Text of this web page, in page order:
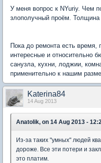
У меня вопрос к NYuriy. Чем
злополучный проём.
Пока до ремонта есть
интересные и относительно
санузла, кухни, лоджии,
применительно к нашим
Katerina84
14 Aug 2013
Anatolik, on 14 Aug 2013 -
Из-за таких "умных" людей
дороже. Все эти потери и
это платим.